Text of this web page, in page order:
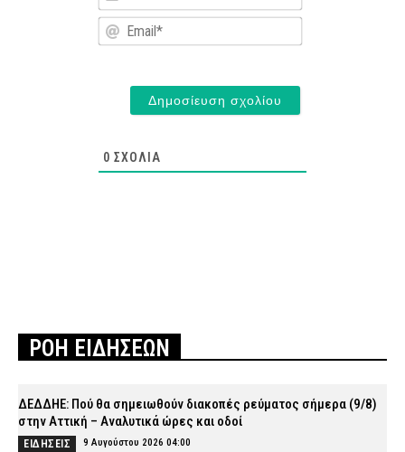
Email*
0 ΣΧΌΛΙΑ
ΡΟΗ ΕΙΔΗΣΕΩΝ
ΔΕΔΔΗΕ: Πού θα σημειωθούν διακοπές ρεύματος σήμερα (9/8)
στην Αττική – Αναλυτικά ώρες και οδοί
ΕΙΔΗΣΕΙΣ 9 Αυγούστου 2026 04:00